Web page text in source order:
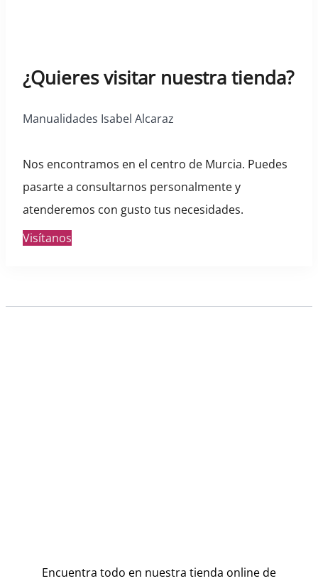
¿Quieres visitar nuestra tienda?
Manualidades Isabel Alcaraz
Nos encontramos en el centro de Murcia. Puedes
pasarte a consultarnos personalmente y
atenderemos con gusto tus necesidades.
Visítanos
Encuentra todo en nuestra tienda online de